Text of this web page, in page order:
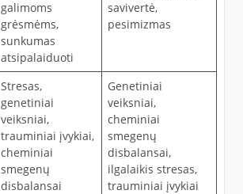
galimoms
grėsmėms,
sunkumas
atsipalaiduoti
savivertė,
pesimizmas
Stresas,
genetiniai
veiksniai,
trauminiai įvykiai,
cheminiai
smegenų
disbalansai
Genetiniai
veiksniai,
cheminiai
smegenų
disbalansai,
ilgalaikis stresas,
trauminiai įvykiai